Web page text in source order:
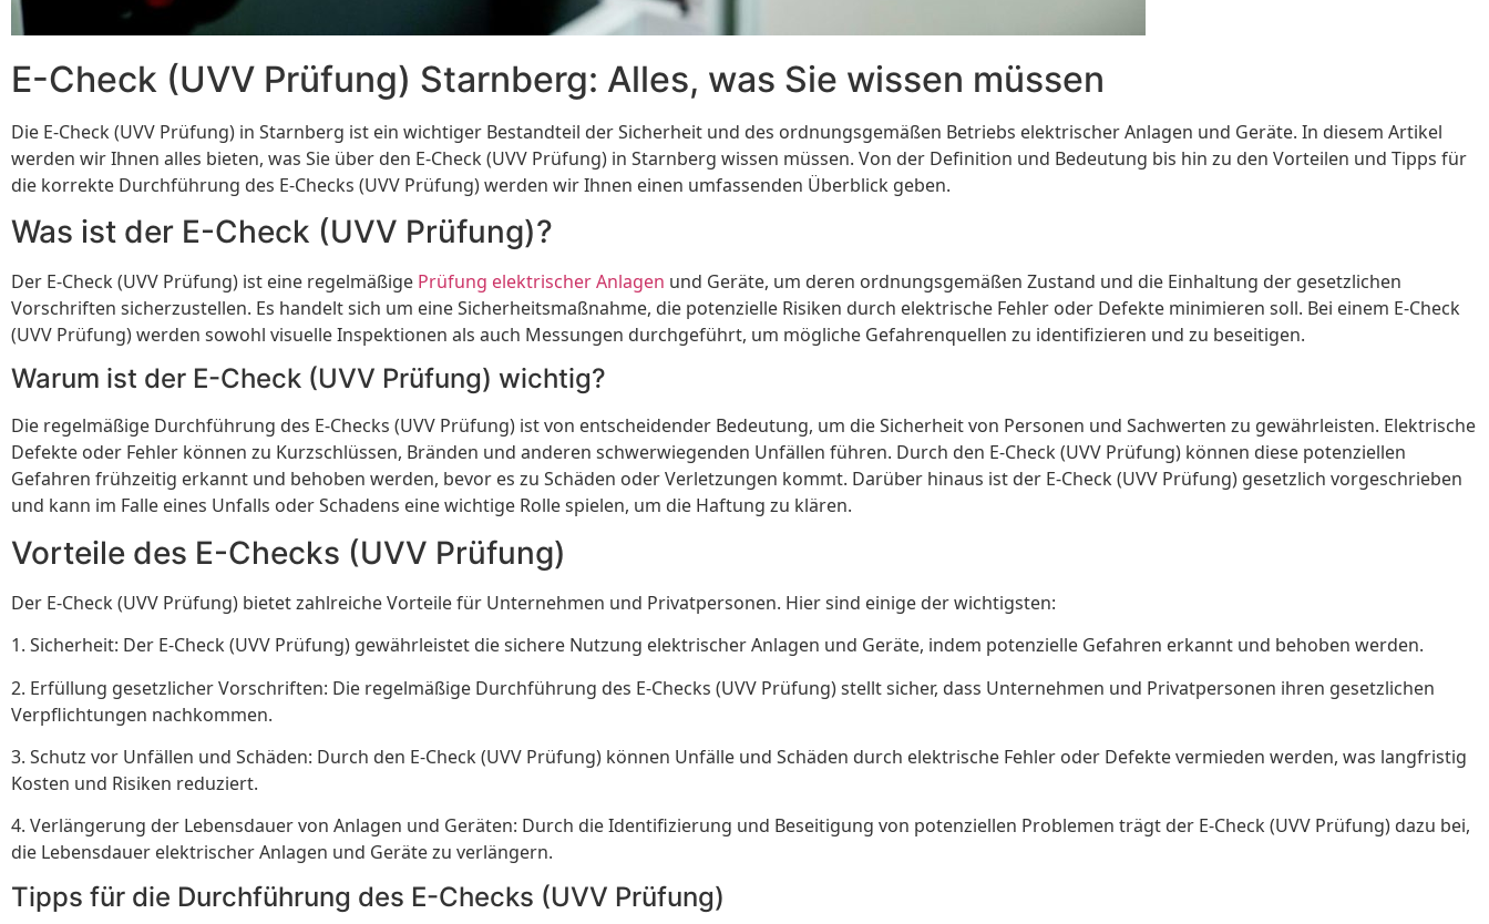
E-Check (UVV Prüfung) Starnberg: Alles, was Sie wissen müssen
Die E-Check (UVV Prüfung) in Starnberg ist ein wichtiger Bestandteil der Sicherheit und des ordnungsgemäßen Betriebs elektrischer Anlagen und Geräte. In diesem Artikel
werden wir Ihnen alles bieten, was Sie über den E-Check (UVV Prüfung) in Starnberg wissen müssen. Von der Definition und Bedeutung bis hin zu den Vorteilen und Tipps für
die korrekte Durchführung des E-Checks (UVV Prüfung) werden wir Ihnen einen umfassenden Überblick geben.
Was ist der E-Check (UVV Prüfung)?
Der E-Check (UVV Prüfung) ist eine regelmäßige Prüfung elektrischer Anlagen und Geräte, um deren ordnungsgemäßen Zustand und die Einhaltung der gesetzlichen
Vorschriften sicherzustellen. Es handelt sich um eine Sicherheitsmaßnahme, die potenzielle Risiken durch elektrische Fehler oder Defekte minimieren soll. Bei einem E-Check
(UVV Prüfung) werden sowohl visuelle Inspektionen als auch Messungen durchgeführt, um mögliche Gefahrenquellen zu identifizieren und zu beseitigen.
Warum ist der E-Check (UVV Prüfung) wichtig?
Die regelmäßige Durchführung des E-Checks (UVV Prüfung) ist von entscheidender Bedeutung, um die Sicherheit von Personen und Sachwerten zu gewährleisten. Elektrische
Defekte oder Fehler können zu Kurzschlüssen, Bränden und anderen schwerwiegenden Unfällen führen. Durch den E-Check (UVV Prüfung) können diese potenziellen
Gefahren frühzeitig erkannt und behoben werden, bevor es zu Schäden oder Verletzungen kommt. Darüber hinaus ist der E-Check (UVV Prüfung) gesetzlich vorgeschrieben
und kann im Falle eines Unfalls oder Schadens eine wichtige Rolle spielen, um die Haftung zu klären.
Vorteile des E-Checks (UVV Prüfung)
Der E-Check (UVV Prüfung) bietet zahlreiche Vorteile für Unternehmen und Privatpersonen. Hier sind einige der wichtigsten:
1. Sicherheit: Der E-Check (UVV Prüfung) gewährleistet die sichere Nutzung elektrischer Anlagen und Geräte, indem potenzielle Gefahren erkannt und behoben werden.
2. Erfüllung gesetzlicher Vorschriften: Die regelmäßige Durchführung des E-Checks (UVV Prüfung) stellt sicher, dass Unternehmen und Privatpersonen ihren gesetzlichen
Verpflichtungen nachkommen.
3. Schutz vor Unfällen und Schäden: Durch den E-Check (UVV Prüfung) können Unfälle und Schäden durch elektrische Fehler oder Defekte vermieden werden, was langfristig
Kosten und Risiken reduziert.
4. Verlängerung der Lebensdauer von Anlagen und Geräten: Durch die Identifizierung und Beseitigung von potenziellen Problemen trägt der E-Check (UVV Prüfung) dazu bei,
die Lebensdauer elektrischer Anlagen und Geräte zu verlängern.
Tipps für die Durchführung des E-Checks (UVV Prüfung)